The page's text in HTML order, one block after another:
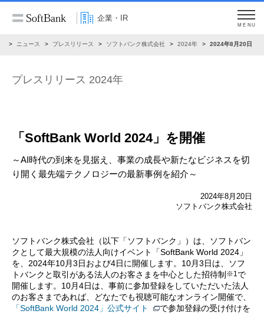
企業・IR
MENU
ニュース プレスリリース ソフトバンク株式会社 2024年 2024年8月20日
プレスリリース 2024年
「SoftBank World 2024」を開催
～AI時代の到来を見据え、事業の成長や新たなビジネスを切
り開く最先端テクノロジーの最新事例を紹介～
2024年8月20日
ソフトバンク株式会社
ソフトバンク株式会社（以下「ソフトバンク」）は、ソフトバン
クとして最大規模の法人向けイベント「SoftBank World 2024」
を、2024年10月3日および4日に開催します。10月3日は、ソフ
トバンクと取引がある法人のお客さまを中心とした招待制 ※1 で
開催します。10月4日は、事前に参加登録をしていただいた法人
のお客さまであれば、どなたでも視聴可能なオンライン開催で、
「SoftBank World 2024」公式サイト
で参加登録の受け付けを